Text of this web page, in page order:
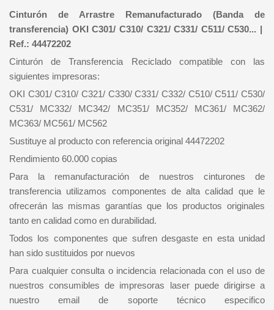
Cinturón de Arrastre Remanufacturado (Banda de
transferencia) OKI C301/ C310/ C321/ C331/ C511/ C530... |
Ref.: 44472202
Cinturón de Transferencia Reciclado compatible con las
siguientes impresoras:
OKI C301/ C310/ C321/ C330/ C331/ C332/ C510/ C511/ C530/
C531/ MC332/ MC342/ MC351/ MC352/ MC361/ MC362/
MC363/ MC561/ MC562
Sustituye al producto con referencia original 44472202
Rendimiento 60.000 copias
Para la remanufacturación de nuestros cinturones de
transferencia utilizamos componentes de alta calidad que le
ofrecerán las mismas garantías que los productos originales
tanto en calidad como en durabilidad.
Todos los componentes que sufren desgaste en esta unidad
han sido sustituidos por nuevos
Para cualquier consulta o incidencia relacionada con el uso de
nuestros consumibles de impresoras laser puede dirigirse a
nuestro email de soporte técnico especifico